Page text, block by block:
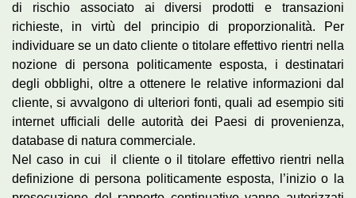
di rischio associato ai diversi prodotti e transazioni
richieste, in virtù del principio di proporzionalità. Per
individuare se un dato cliente o titolare effettivo rientri nella
nozione di persona politicamente esposta, i destinatari
degli obblighi, oltre a ottenere le relative informazioni dal
cliente, si avvalgono di ulteriori fonti, quali ad esempio siti
internet ufficiali delle autorità dei Paesi di provenienza,
database di natura commerciale.
Nel caso in cui il cliente o il titolare effettivo rientri nella
definizione di persona politicamente esposta, l’inizio o la